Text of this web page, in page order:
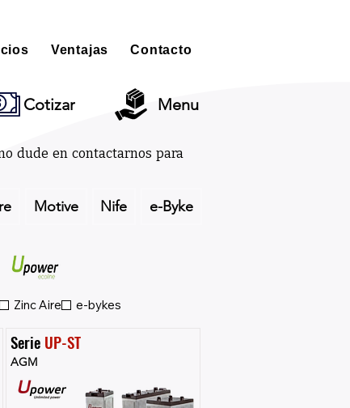
Ventajas Contacto
Cotizar Menu
dude en contactarnos para
Motive Nife e-Byke
Zinc Aire e-bykes
Serie UP-ST
AGM